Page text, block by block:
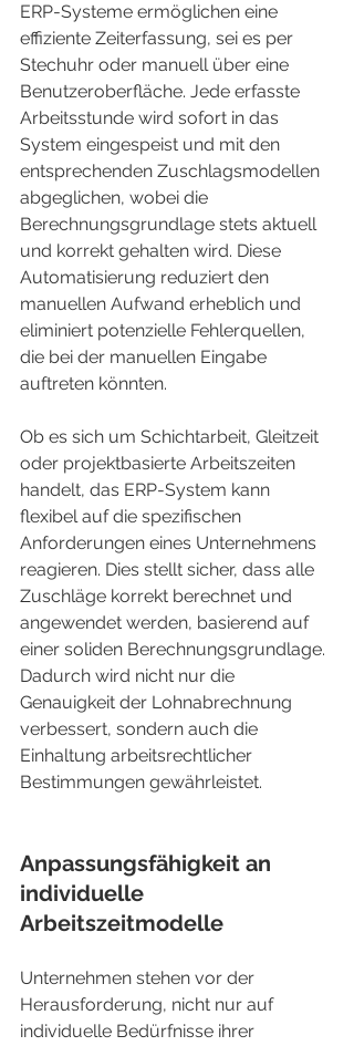
ERP-Systeme ermöglichen eine
effiziente Zeiterfassung, sei es per
Stechuhr oder manuell über eine
Benutzeroberfläche. Jede erfasste
Arbeitsstunde wird sofort in das
System eingespeist und mit den
entsprechenden Zuschlagsmodellen
abgeglichen, wobei die
Berechnungsgrundlage stets aktuell
und korrekt gehalten wird. Diese
Automatisierung reduziert den
manuellen Aufwand erheblich und
eliminiert potenzielle Fehlerquellen,
die bei der manuellen Eingabe
auftreten könnten.
Ob es sich um Schichtarbeit, Gleitzeit
oder projektbasierte Arbeitszeiten
handelt, das ERP-System kann
flexibel auf die spezifischen
Anforderungen eines Unternehmens
reagieren. Dies stellt sicher, dass alle
Zuschläge korrekt berechnet und
angewendet werden, basierend auf
einer soliden Berechnungsgrundlage.
Dadurch wird nicht nur die
Genauigkeit der Lohnabrechnung
verbessert, sondern auch die
Einhaltung arbeitsrechtlicher
Bestimmungen gewährleistet.
Anpassungsfähigkeit an
individuelle
Arbeitszeitmodelle
Unternehmen stehen vor der
Herausforderung, nicht nur auf
individuelle Bedürfnisse ihrer